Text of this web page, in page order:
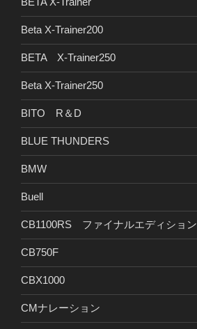
Beta X-Trainer200
BETA X-Trainer250
Beta X-Trainer250
BITO R＆D
BLUE THUNDERS
BMW
Buell
CB1100RS ファイナルエディション
CB750F
CBX1000
CMナレーション